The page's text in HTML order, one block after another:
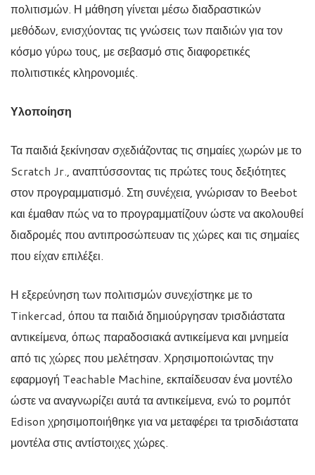
πολιτισμών. Η μάθηση γίνεται μέσω διαδραστικών
μεθόδων, ενισχύοντας τις γνώσεις των παιδιών για τον
κόσμο γύρω τους, με σεβασμό στις διαφορετικές
πολιτιστικές κληρονομιές.
Υλοποίηση
Τα παιδιά ξεκίνησαν σχεδιάζοντας τις σημαίες χωρών με το
Scratch Jr., αναπτύσσοντας τις πρώτες τους δεξιότητες
στον προγραμματισμό. Στη συνέχεια, γνώρισαν το Beebot
και έμαθαν πώς να το προγραμματίζουν ώστε να ακολουθεί
διαδρομές που αντιπροσώπευαν τις χώρες και τις σημαίες
που είχαν επιλέξει.
Η εξερεύνηση των πολιτισμών συνεχίστηκε με το
Tinkercad, όπου τα παιδιά δημιούργησαν τρισδιάστατα
αντικείμενα, όπως παραδοσιακά αντικείμενα και μνημεία
από τις χώρες που μελέτησαν. Χρησιμοποιώντας την
εφαρμογή Teachable Machine, εκπαίδευσαν ένα μοντέλο
ώστε να αναγνωρίζει αυτά τα αντικείμενα, ενώ το ρομπότ
Edison χρησιμοποιήθηκε για να μεταφέρει τα τρισδιάστατα
μοντέλα στις αντίστοιχες χώρες.